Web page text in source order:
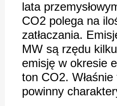
lata
CO2 polega na
zatłaczania.
MW są rzędu
emisję w okresie
ton CO2.
powinny